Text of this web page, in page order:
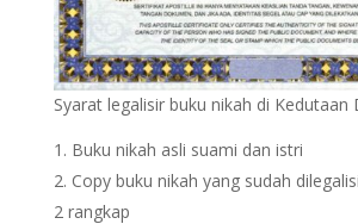
Syarat legalisir buku nikah di Kedutaan
Buku nikah asli suami dan istri
Copy buku nikah yang sudah
2 rangkap